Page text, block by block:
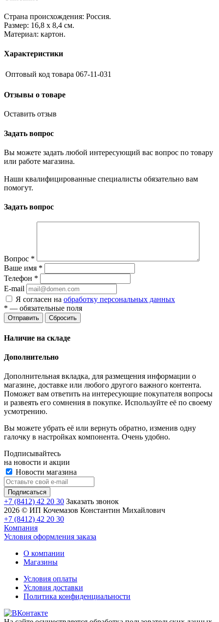
Страна происхождения: Россия.
Размер: 16,8 х 8,4 см.
Материал: картон.
Характеристики
Оптовый код товара 067-11-031
Отзывы о товаре
Оставить отзыв
Задать вопрос
Вы можете задать любой интересующий вас вопрос по товару
или работе магазина.
Наши квалифицированные специалисты обязательно вам
помогут.
Задать вопрос
Вопрос *
Ваше имя *
Телефон *
E-mail
Я согласен на обработку персональных данных
* — обязательные поля
Отправить Сбросить
Наличие на складе
Дополнительно
Дополнительная вкладка, для размещения информации о
магазине, доставке или любого другого важного контента.
Поможет вам ответить на интересующие покупателя вопросы
и развеять его сомнения в покупке. Используйте её по своему
усмотрению.
Вы можете убрать её или вернуть обратно, изменив одну
галочку в настройках компонента. Очень удобно.
Подписывайтесь
на новости и акции
Новости магазина
+7 (8412) 42 20 30 Заказать звонок
2026 © ИП Кочемазов Константин Михайлович
+7 (8412) 42 20 30
Компания
Условия оформления заказа
О компании
Магазины
Условия оплаты
Условия доставки
Политика конфиденциальности